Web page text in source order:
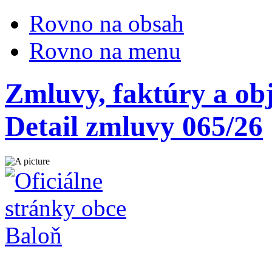
Rovno na obsah
Rovno na menu
Zmluvy, faktúry a
Detail zmluvy 065/26